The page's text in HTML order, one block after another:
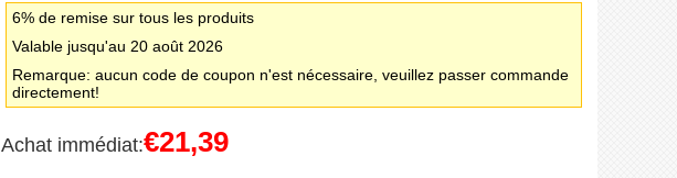
6% de remise sur tous les produits
Valable jusqu'au 20 août 2026
Remarque: aucun code de coupon n'est nécessaire, veuillez passer commande
directement!
Achat immédiat:€21,39